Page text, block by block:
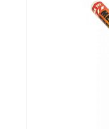
Купить в 1